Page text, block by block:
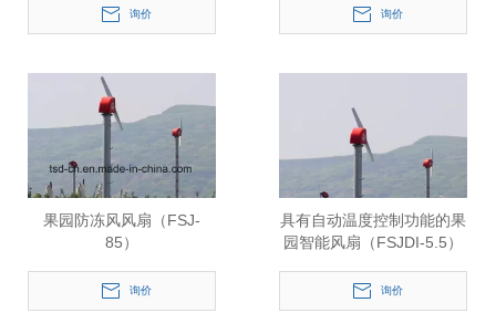
询价 询价
果园防冻风风扇（FSJ-
85）
询价
具有自动温度控制功能的果
园智能风扇（FSJDI-5.5）
询价